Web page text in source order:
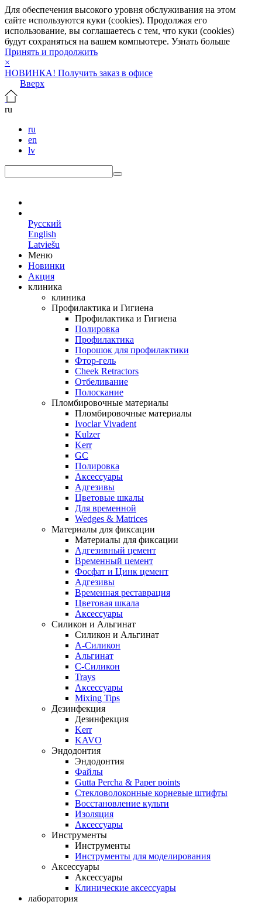
Для обеспечения высокого уровня обслуживания на этом
сайте используются куки (cookies). Продолжая его
использование, вы соглашаетесь с тем, что куки (cookies)
будут сохраняться на вашем компьютере. Узнать больше
Принять и продолжить
×
НОВИНКА! Получить заказ в офисе
Вверх
ru
ru
en
lv
Русский
English
Latviešu
Меню
Новинки
Акция
клиника
клиника
Профилактика и Гигиена
Профилактика и Гигиена
Полировка
Профилактика
Порошок для профилактики
Фтор-гель
Cheek Retractors
Отбеливание
Полоскание
Пломбировочные материалы
Пломбировочные материалы
Ivoclar Vivadent
Kulzer
Kerr
GC
Полировка
Аксессуары
Адгезивы
Цветовые шкалы
Для временной
Wedges & Matrices
Материалы для фиксации
Материалы для фиксации
Адгезивный цемент
Временный цемент
Фосфат и Цинк цемент
Адгезивы
Временная реставрация
Цветовая шкала
Аксессуары
Силикон и Альгинат
Силикон и Альгинат
A-Силикон
Альгинат
C-Силикон
Trays
Аксессуары
Mixing Tips
Дезинфекция
Дезинфекция
Kerr
KAVO
Эндодонтия
Эндодонтия
Файлы
Gutta Percha & Paper points
Стекловолоконные корневые штифты
Восстановление культи
Изоляция
Аксессуары
Инструменты
Инструменты
Инструменты для моделирования
Аксессуары
Аксессуары
Клинические аксессуары
лаборатория